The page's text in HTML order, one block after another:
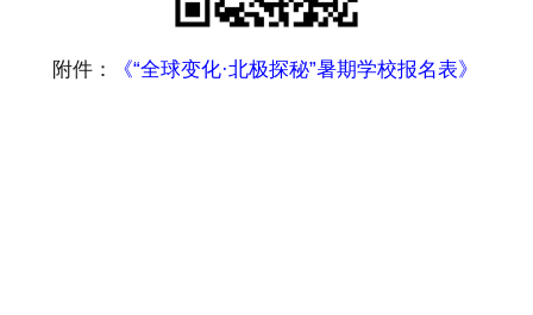
附件： 《“全球变化·北极探秘”暑期学校报名表》